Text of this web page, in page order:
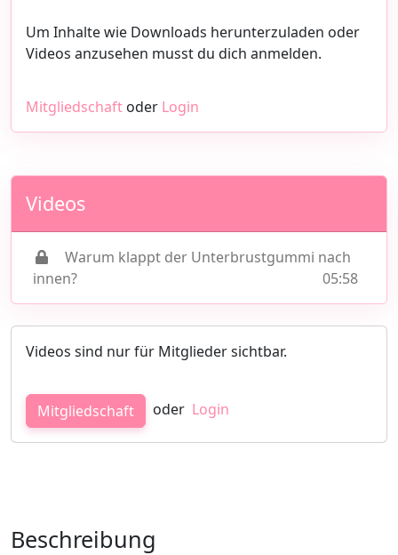
Um Inhalte wie Downloads herunterzuladen oder
Videos anzusehen musst du dich anmelden.
Mitgliedschaft oder Login
Videos
Warum klappt der Unterbrustgummi nach
innen?
05:58
Videos sind nur für Mitglieder sichtbar.
Mitgliedschaft oder Login
Beschreibung